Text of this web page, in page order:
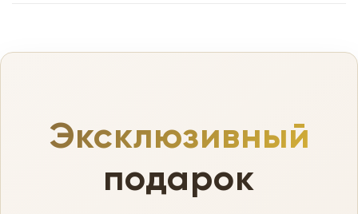
Эксклюзивный
подарок